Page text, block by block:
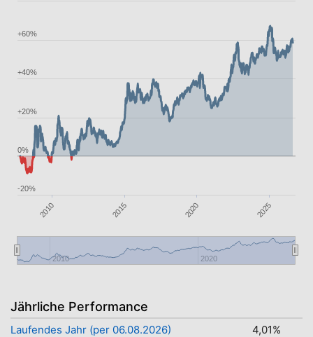
2010 2015 2020 2025
2010 2020
-20%
0%
+20%
+40%
+60%
Jährliche Performance
Laufendes Jahr (per 06.08.2026)
4,01%